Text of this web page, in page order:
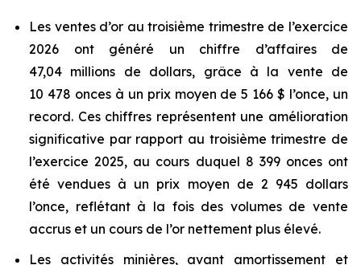
Les ventes d’or au troisième trimestre de l’exercice
2026 ont généré un chiffre d’affaires de
47,04 millions de dollars, grâce à la vente de
10 478 onces à un prix moyen de 5 166 $ l’once, un
record. Ces chiffres représentent une amélioration
significative par rapport au troisième trimestre de
l’exercice 2025, au cours duquel 8 399 onces ont
été vendues à un prix moyen de 2 945 dollars
l’once, reflétant à la fois des volumes de vente
accrus et un cours de l’or nettement plus élevé.
Les activités minières, avant amortissement et